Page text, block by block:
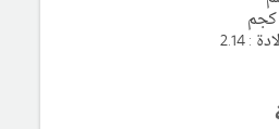
: 2.14